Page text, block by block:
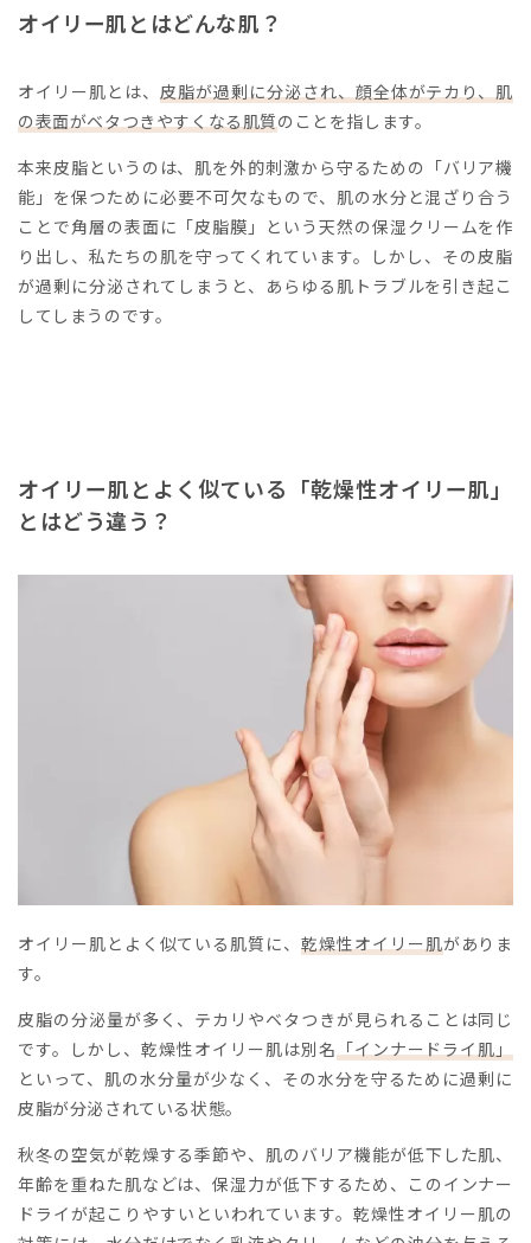
オイリー肌とはどんな肌？
オイリー肌とは、 皮脂が過剰に分泌され、顔全体がテカり、肌
の表面がベタつきやすくなる肌質のことを指します。
本来皮脂というのは、肌を外的刺激から守るための「バリア機
能」を保つために必要不可欠なもので、肌の水分と混ざり合う
ことで角層の表面に「皮脂膜」という天然の保湿クリームを作
り出し、私たちの肌を守ってくれています。しかし、その皮脂
が過剰に分泌されてしまうと、あらゆる肌トラブルを引き起こ
してしまうのです。
オイリー肌とよく似ている「乾燥性オイリー肌」
とはどう違う？
オイリー肌とよく似ている肌質に、乾燥性オイリー肌がありま
す。
皮脂の分泌量が多く、テカリやベタつきが見られることは同じ
です。しかし、乾燥性オイリー肌は別名「インナードライ肌」
といって、肌の水分量が少なく、その水分を守るために過剰に
皮脂が分泌されている状態。
秋冬の空気が乾燥する季節や、肌のバリア機能が低下した肌、
年齢を重ねた肌などは、保湿力が低下するため、このインナー
ドライが起こりやすいといわれています。乾燥性オイリー肌の